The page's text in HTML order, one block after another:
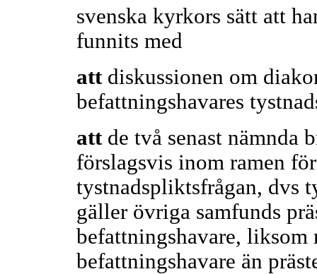
svenska kyrkors sätt att
funnits med
attdiskussionen om
befattningshavares
attde två senast nämnda
förslagsvis inom ramen
tystnadspliktsfrågan, dvs
gäller övriga samfunds
befattningshavare, liksom
befattningshavare än